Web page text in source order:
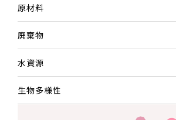
原材料
廃棄物
水資源
生物多様性